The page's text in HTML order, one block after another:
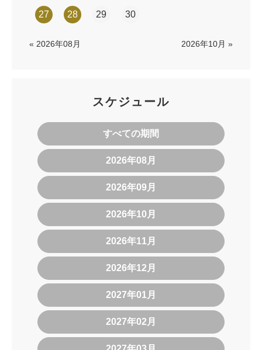
27 28 29 30
« 2026年08月 2026年10月 »
スケジュール
すべての期間
2026年08月
2026年09月
2026年10月
2026年11月
2026年12月
2027年01月
2027年02月